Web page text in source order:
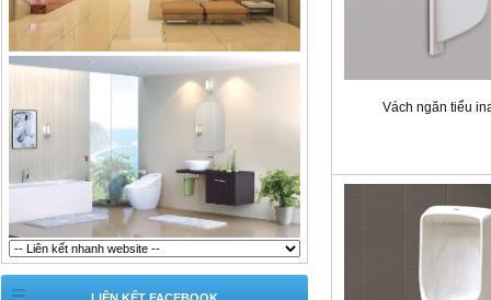
Vách ngăn tiểu